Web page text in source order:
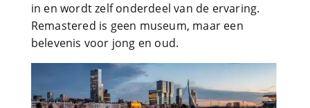
in en wordt zelf onderdeel van de ervaring.
Remastered is geen museum, maar een
belevenis voor jong en oud.